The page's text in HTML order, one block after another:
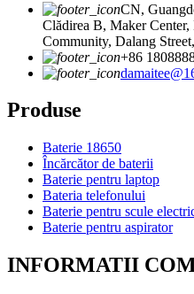
CN,
Clădirea B, Maker
Community, Dalang
+86
Produse
Baterie 18650
Încărcător de baterii
Baterie pentru laptop
Bateria telefonului
Baterie pentru scule
Baterie pentru aspirator
INFORMATII